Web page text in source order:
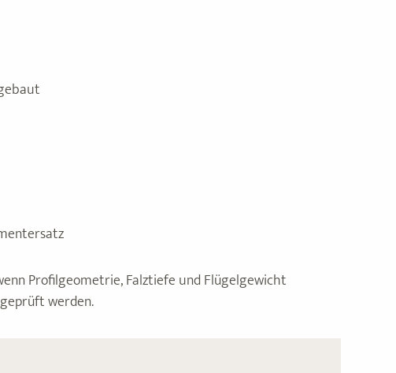
Profilgeometrie, Falztiefe und Flügelgewicht
werden.